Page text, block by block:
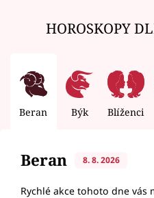
HOROSKOPY
Beran Býk Blíženci
Beran 8. 8. 2026
Rychlé akce tohoto dne vás